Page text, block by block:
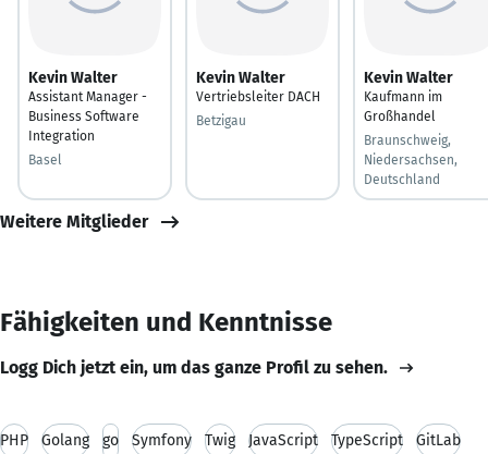
Kevin Walter
Assistant Manager -
Business Software
Integration
Basel
Kevin Walter
Vertriebsleiter DACH
Betzigau
Kevin Walter
Kaufmann im
Großhandel
Braunschweig,
Niedersachsen,
Deutschland
Weitere Mitglieder
Fähigkeiten und Kenntnisse
Logg Dich jetzt ein, um das ganze Profil zu sehen.
PHP Golang go Symfony Twig JavaScript TypeScript GitLab